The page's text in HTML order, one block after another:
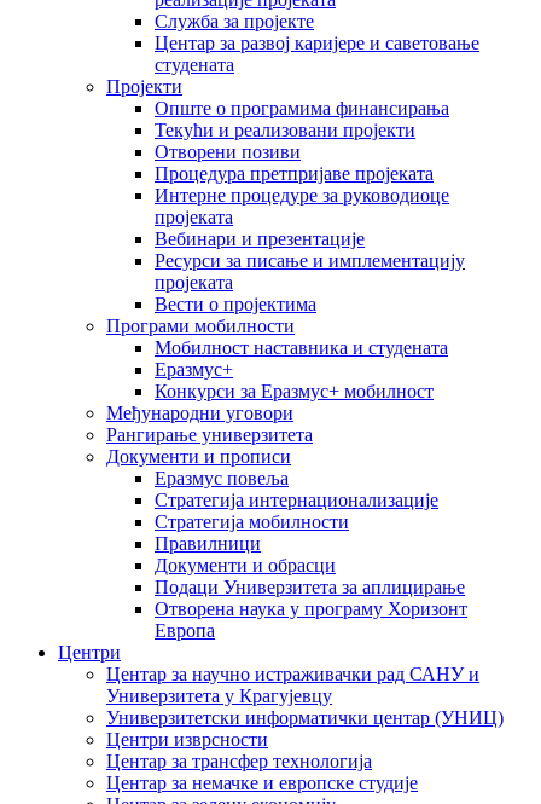
Служба за пројекте
Центар за развој каријере и саветовање
студената
Пројекти
Опште о програмима финансирања
Текући и реализовани пројекти
Отворени позиви
Процедура претпријаве пројеката
Интерне процедуре за руководиоце
пројеката
Вебинари и презентације
Ресурси за писање и имплементацију
пројеката
Вести о пројектима
Програми мобилности
Мобилност наставника и студената
Еразмус+
Конкурси за Еразмус+ мобилност
Међународни уговори
Рангирање универзитета
Документи и прописи
Еразмус повеља
Стратегија интернационализације
Стратегија мобилности
Правилници
Документи и обрасци
Подаци Универзитета за аплицирање
Отворена наука у програму Хоризонт
Европа
Центри
Центар за научно истраживачки рад САНУ и
Универзитета у Крагујевцу
Универзитетски информатички центар (УНИЦ)
Центри изврсности
Центар за трансфер технологија
Центар за немачке и европске студије